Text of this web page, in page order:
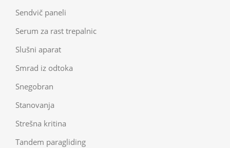
Sendvič paneli
Serum za rast trepalnic
Slušni aparat
Smrad iz odtoka
Snegobran
Stanovanja
Strešna kritina
Tandem paragliding